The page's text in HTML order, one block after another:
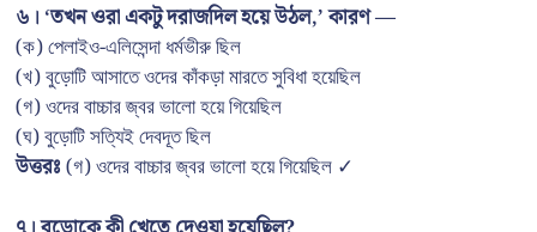
৬। ‘তখন ওরা একটু দরাজদিল হয়ে উঠল,’ কারণ —
(ক) পেলাইও-এলিসেন্দা ধর্মভীরু ছিল
(খ) বুড়োটি আসাতে ওদের কাঁকড়া মারতে সুবিধা হয়েছিল
(গ) ওদের বাচ্চার জ্বর ভালো হয়ে গিয়েছিল
(ঘ) বুড়োটি সত্যিই দেবদূত ছিল
উত্তরঃ(গ) ওদের বাচ্চার জ্বর ভালো হয়ে গিয়েছিল ✓